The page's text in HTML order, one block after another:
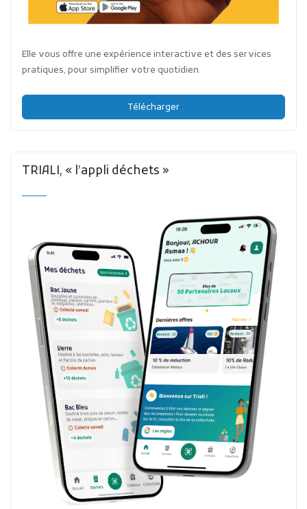
Elle vous offre une expérience interactive et des services
pratiques, pour simplifier votre quotidien.
Télécharger
TRIALI, « l’appli déchets »